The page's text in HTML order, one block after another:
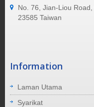
No. 76, Jian-Liou
23585 Taiwan
Information
Laman Utama
Syarikat